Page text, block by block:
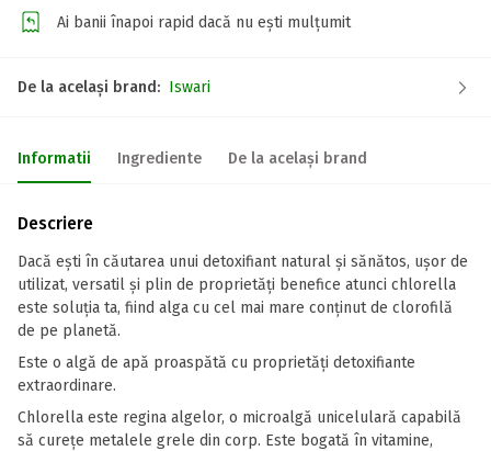
Ai banii înapoi rapid dacă nu ești mulțumit
De la același brand: Iswari
Informatii Ingrediente De la același brand
Descriere
Dacă ești în căutarea unui detoxifiant natural și sănătos, ușor de
utilizat, versatil și plin de proprietăți benefice atunci chlorella
este soluția ta, fiind alga cu cel mai mare conținut de clorofilă
de pe planetă.
Este o algă de apă proaspătă cu proprietăți detoxifiante
extraordinare.
Chlorella este regina algelor, o microalgă unicelulară capabilă
să curețe metalele grele din corp. Este bogată în vitamine,